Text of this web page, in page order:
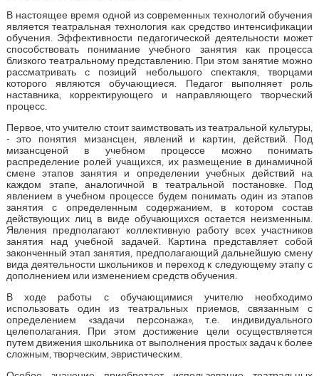
В настоящее время одной из современных технологий обучения
является театральная технология как средство интенсификации
обучения. Эффективности педагогической деятельности может
способствовать понимание учебного занятия как процесса
близкого театральному представлению. При этом занятие можно
рассматривать с позиций небольшого спектакля, творцами
которого являются обучающиеся. Педагог выполняет роль
наставника, корректирующего и направляющего творческий
процесс.
Первое, что учителю стоит заимствовать из театральной культуры,
- это понятия мизансцен, явлений и картин, действий. Под
мизансценой в учебном процессе можно понимать
распределение ролей учащихся, их размещение в динамичной
смене этапов занятия и определении учебных действий на
каждом этапе, аналогичной в театральной постановке. Под
явлением в учебном процессе будем понимать один из этапов
занятия с определенным содержанием, в котором состав
действующих лиц в виде обучающихся остается неизменным.
Явления предполагают коллективную работу всех участников
занятия над учебной задачей. Картина представляет собой
законченный этап занятия, предполагающий дальнейшую смену
вида деятельности школьников и переход к следующему этапу с
дополнением или изменением средств обучения.
В ходе работы с обучающимися учителю необходимо
использовать один из театральных приемов, связанным с
определением «задачи персонажа», т.е. индивидуального
целеполагания. При этом достижение цели осуществляется
путем движения школьника от выполнения простых задач к более
сложным, творческим, эвристическим.